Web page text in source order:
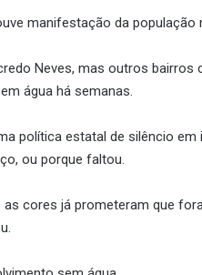
manifestação da
Neves, mas outros
água há semanas.
política estatal de silêncio
ou porque faltou.
cores já prometeram que